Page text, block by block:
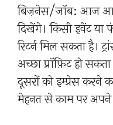
बिज़नेस/जॉब: आज
दिखेंगे। किसी इवेंट
रिटर्न मिल सकता है।
अच्छा प्रॉफ़िट हो
दूसरों को इम्प्रेस करने
मेहनत से काम पर